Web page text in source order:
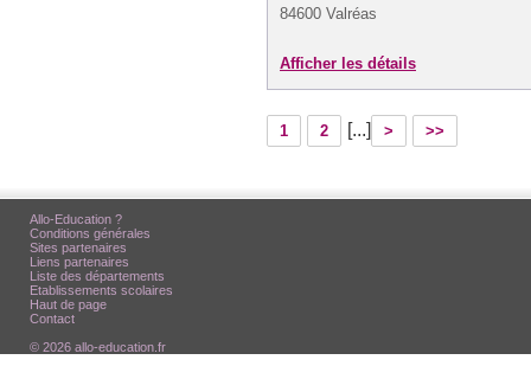
84600 Valréas
Afficher les détails
1 2 [...] > >>
Allo-Education ?
Conditions générales
Sites partenaires
Liens partenaires
Liste des départements
Etablissements scolaires
Haut de page
Contact
© 2026 allo-education.fr